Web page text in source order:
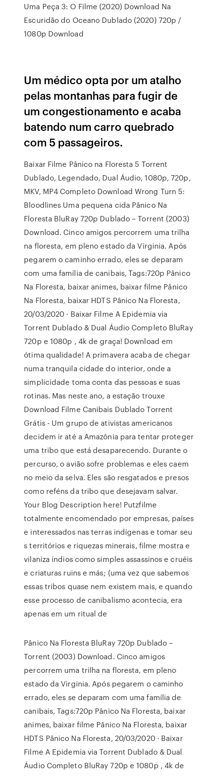
Uma Peça 3: O Filme (2020) Download Na
Escuridão do Oceano Dublado (2020) 720p /
1080p Download
Um médico opta por um atalho
pelas montanhas para fugir de
um congestionamento e acaba
batendo num carro quebrado
com 5 passageiros.
Baixar Filme Pânico na Floresta 5 Torrent
Dublado, Legendado, Dual Áudio, 1080p, 720p,
MKV, MP4 Completo Download Wrong Turn 5:
Bloodlines Uma pequena cida Pânico Na
Floresta BluRay 720p Dublado – Torrent (2003)
Download. Cinco amigos percorrem uma trilha
na floresta, em pleno estado da Virginia. Após
pegarem o caminho errado, eles se deparam
com uma família de canibais, Tags:720p Pânico
Na Floresta, baixar animes, baixar filme Pânico
Na Floresta, baixar HDTS Pânico Na Floresta,
20/03/2020 · Baixar Filme A Epidemia via
Torrent Dublado & Dual Áudio Completo BluRay
720p e 1080p , 4k de graça! Download em
ótima qualidade! A primavera acaba de chegar
numa tranquila cidade do interior, onde a
simplicidade toma conta das pessoas e suas
rotinas. Mas neste ano, a estação trouxe
Download Filme Canibais Dublado Torrent
Grátis - Um grupo de ativistas americanos
decidem ir até a Amazônia para tentar proteger
uma tribo que está desaparecendo. Durante o
percurso, o avião sofre problemas e eles caem
no meio da selva. Eles são resgatados e presos
como reféns da tribo que desejavam salvar.
Your Blog Description here! Putzfilme
totalmente encomendado por empresas, países
e interessados nas terras indígenas e tomar seu
s territórios e riquezas minerais, filme mostra e
vilaniza índios como simples assassinos e cruéis
e criaturas ruins e más; (uma vez que sabemos
essas tribos quase nem existem mais, e quando
esse processo de canibalismo acontecia, era
apenas em um ritual de
Pânico Na Floresta BluRay 720p Dublado –
Torrent (2003) Download. Cinco amigos
percorrem uma trilha na floresta, em pleno
estado da Virginia. Após pegarem o caminho
errado, eles se deparam com uma família de
canibais, Tags:720p Pânico Na Floresta, baixar
animes, baixar filme Pânico Na Floresta, baixar
HDTS Pânico Na Floresta, 20/03/2020 · Baixar
Filme A Epidemia via Torrent Dublado & Dual
Áudio Completo BluRay 720p e 1080p , 4k de